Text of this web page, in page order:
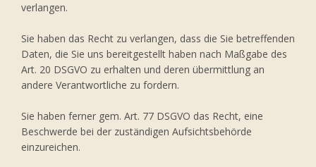
verlangen.
Sie haben das Recht zu verlangen, dass die Sie betreffenden
Daten, die Sie uns bereitgestellt haben nach Maßgabe des
Art. 20 DSGVO zu erhalten und deren übermittlung an
andere Verantwortliche zu fordern.
Sie haben ferner gem. Art. 77 DSGVO das Recht, eine
Beschwerde bei der zuständigen Aufsichtsbehörde
einzureichen.